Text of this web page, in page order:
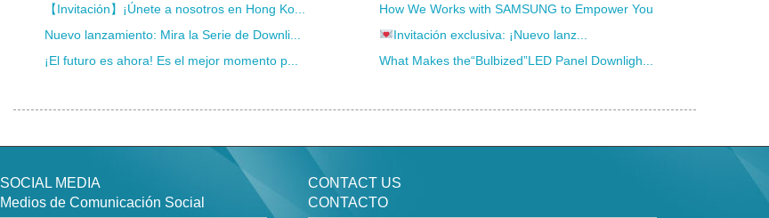
【Invitación】¡Únete a nosotros en Hong Ko...
How We Works with SAMSUNG to Empower You
Nuevo lanzamiento: Mira la Serie de Downli...
Invitación exclusiva: ¡Nuevo lanz...
¡El futuro es ahora! Es el mejor momento p...
What Makes the“Bulbized”LED Panel Downligh...
SOCIAL MEDIA
Medios de Comunicación Social
CONTACT US
CONTACTO